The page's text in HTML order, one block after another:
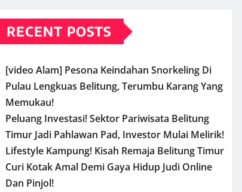
RECENT POSTS
[video Alam] Pesona Keindahan Snorkeling Di
Pulau Lengkuas Belitung, Terumbu Karang Yang
Memukau!
Peluang Investasi! Sektor Pariwisata Belitung
Timur Jadi Pahlawan Pad, Investor Mulai Melirik!
Lifestyle Kampung! Kisah Remaja Belitung Timur
Curi Kotak Amal Demi Gaya Hidup Judi Online
Dan Pinjol!